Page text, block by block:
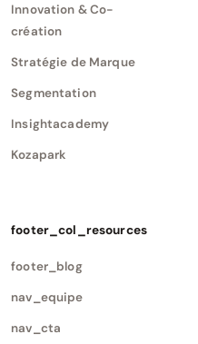
Innovation & Co-
création
Stratégie de Marque
Segmentation
Insightacademy
Kozapark
footer_col_resources
footer_blog
nav_equipe
nav_cta